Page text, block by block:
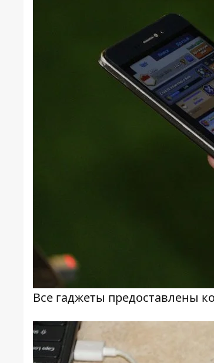
Все гаджеты предоставлены